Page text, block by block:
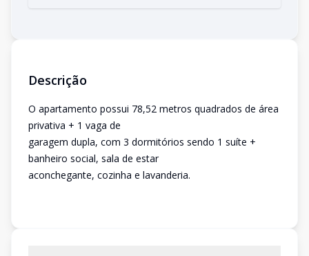
Descrição
O apartamento possui 78,52 metros quadrados de área
privativa + 1 vaga de
garagem dupla, com 3 dormitórios sendo 1 suíte +
banheiro social, sala de estar
aconchegante, cozinha e lavanderia.